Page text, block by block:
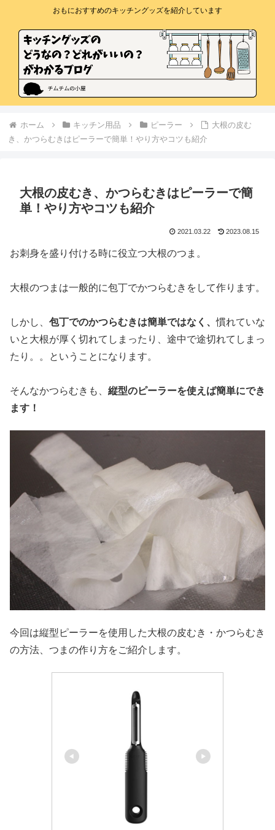
おもにおすすめのキッチングッズを紹介しています
ホーム キッチン用品 ピーラー
大根の皮む
き、かつらむきはピーラーで簡単！やり方やコツも紹介
大根の皮むき、かつらむきはピーラーで簡
単！やり方やコツも紹介
2021.03.22 2023.08.15
お刺身を盛り付ける時に役立つ大根のつま。
大根のつまは一般的に包丁でかつらむきをして作ります。
しかし、 包丁でのかつらむきは簡単ではなく、慣れていな
いと大根が厚く切れてしまったり、途中で途切れてしまっ
たり。。ということになります。
そんなかつらむきも、 縦型のピーラーを使えば簡単にでき
ます！
今回は縦型ピーラーを使用した大根の皮むき・かつらむき
の方法、つまの作り方をご紹介します。